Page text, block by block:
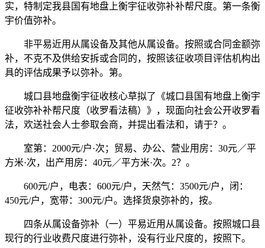
实，特制定我县国有地盘上衡宇征收弥补补帮尺度。第一条衡
宇价值弥补。
非平易近用从属设备及其他从属设备。按照或合同金额弥
补，不克不及供给安拆或合同的，按照该征收项目评估机构出
具的评估成果予以弥补。第。
城口县地盘衡宇征收核心草拟了《城口县国有地盘上衡宇
征收弥补补帮尺度（收罗看法稿）》，现面向社会公开收罗看
法，欢送社会人士参取会商，并提出看法和，请于？。
室第：2000元/户·次；贸易、办公、营业用房：30元／平
方米·次，出产用房：40元／平方米·次。2？。
600元/户，电表：600元/户，天然气：3500元/户，闭：
450元/户，宽带：300元/户。选择货泉弥补的，按。
四条从属设备弥补（一）平易近用从属设备。按照城口县
现行的行业收费尺度进行弥补，没有行业尺度的，按照下。